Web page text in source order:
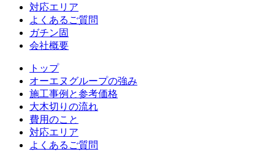
対応エリア
よくあるご質問
ガチン固
会社概要
トップ
オーエヌグループの強み
施工事例と参考価格
大木切りの流れ
費用のこと
対応エリア
よくあるご質問